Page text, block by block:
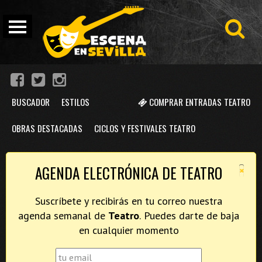
COMPRAR ENTRADAS TEATRO
BUSCADOR ESTILOS
OBRAS DESTACADAS CICLOS Y FESTIVALES TEATRO
×
AGENDA ELECTRÓNICA DE TEATRO
Suscríbete y recibirás en tu correo nuestra
agenda semanal de Teatro. Puedes darte de baja
en cualquier momento